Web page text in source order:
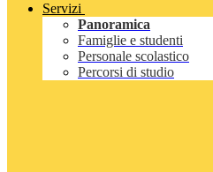
Servizi
Panoramica
Famiglie e studenti
Personale scolastico
Percorsi di studio